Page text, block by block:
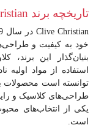
تاریخچه برند Clive Christian
Clive Christian
خود به کیفیت و
استفاده از مواد
توانسته است محصولات
یکی از انتخاب‌های
است.